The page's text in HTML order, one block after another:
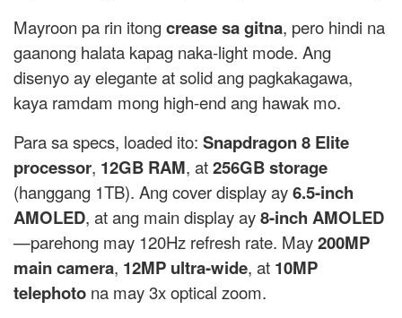
Mayroon pa rin itongcrease sa gitna, pero hindi na
gaanong halata kapag naka-light mode. Ang
disenyo ay elegante at solid ang pagkakagawa,
kaya ramdam mong high-end ang hawak mo.
Para sa specs, loaded ito: Snapdragon 8 Elite
processor, 12GB RAM, at256GB storage
(hanggang 1TB). Ang cover display ay6.5-inch
AMOLED, at ang main display ay8-inch AMOLED
—parehong may 120Hz refresh rate. May200MP
main camera, 12MP ultra-wide, at 10MP
telephoto na may 3x optical zoom.